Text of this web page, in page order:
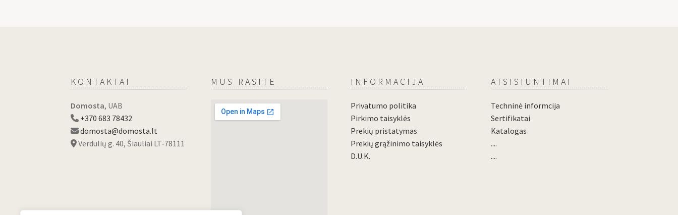
KONTAKTAI
Domosta, UAB
+370 683 78432
domosta@domosta.lt
Verdulių g. 40, Šiauliai LT-78111
MUS RASITE INFORMACIJA
Privatumo politika
Pirkimo taisyklės
Prekių pristatymas
Prekių grąžinimo taisyklės
D.U.K.
ATSISIUNTIMAI
Techninė informcija
Sertifikatai
Katalogas
....
....